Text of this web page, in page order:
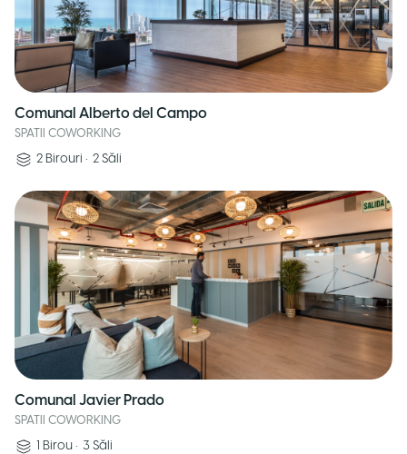
Comunal Alberto del Campo
SPATII COWORKING
2 Birouri • 2 Săli
Comunal Javier Prado
SPATII COWORKING
1 Birou • 3 Săli